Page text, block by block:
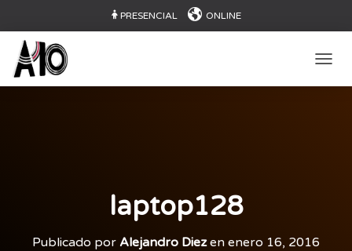
PRESENCIAL ONLINE
laptop128
Publicado por Alejandro Diezen enero 16, 2016